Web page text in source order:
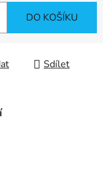
DO KOŠÍKU
Sdílet